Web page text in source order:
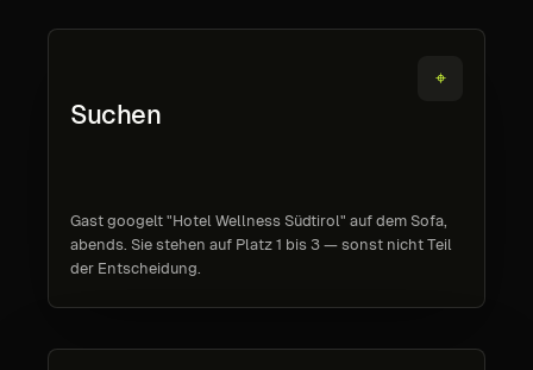
⌖
Suchen
Gast googelt "Hotel Wellness Südtirol" auf dem Sofa,
abends. Sie stehen auf Platz 1 bis 3 — sonst nicht Teil
der Entscheidung.